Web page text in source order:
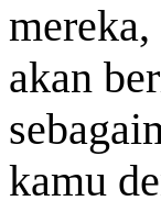
akan
kamu